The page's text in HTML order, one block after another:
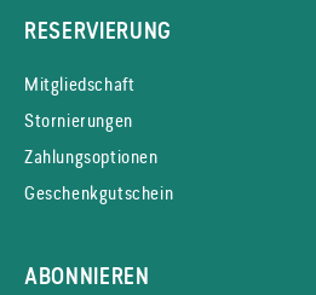
RESERVIERUNG
Mitgliedschaft
Stornierungen
Zahlungsoptionen
Geschenkgutschein
ABONNIEREN